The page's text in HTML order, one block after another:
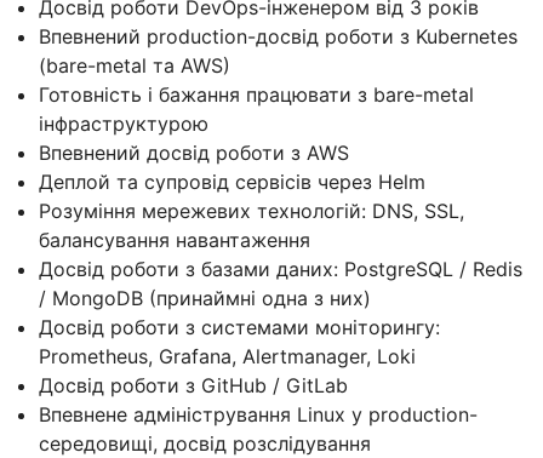
Досвід роботи DevOps-інженером від 3 років
Впевнений production-досвід роботи з Kubernetes
(bare-metal та AWS)
Готовність і бажання працювати з bare-metal
інфраструктурою
Впевнений досвід роботи з AWS
Деплой та супровід сервісів через Helm
Розуміння мережевих технологій: DNS, SSL,
балансування навантаження
Досвід роботи з базами даних: PostgreSQL / Redis
/ MongoDB (принаймні одна з них)
Досвід роботи з системами моніторингу:
Prometheus, Grafana, Alertmanager, Loki
Досвід роботи з GitHub / GitLab
Впевнене адміністрування Linux у production-
середовищі, досвід розслідування